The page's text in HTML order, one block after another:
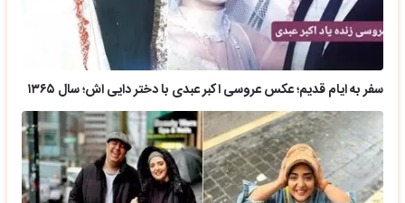
سفر به ایام قدیم؛ عکس عروسی اکبر عبدی با دختر دایی اش؛ سال ۱۳۶۵